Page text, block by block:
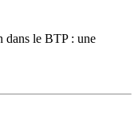
dans le BTP : une